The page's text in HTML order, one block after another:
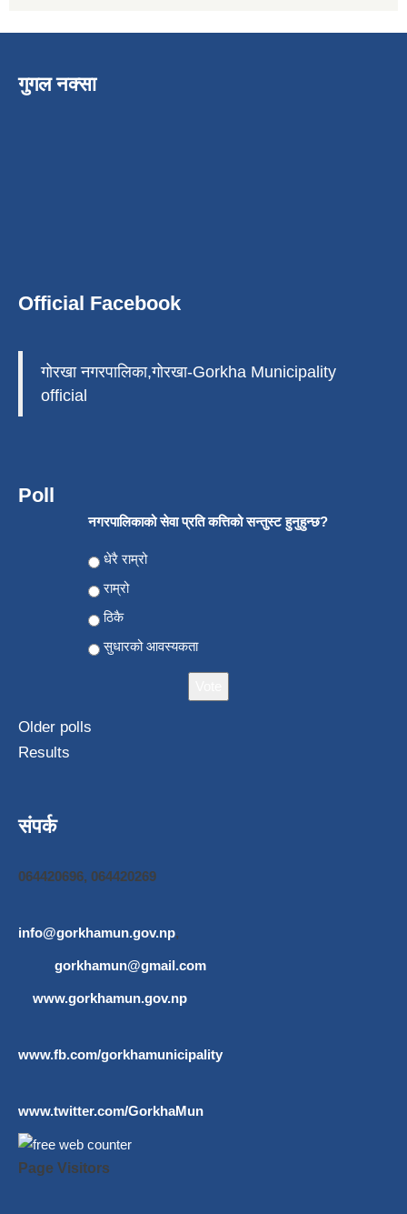
गुगल नक्सा
Official Facebook
गोरखा नगरपालिका,गोरखा-Gorkha Municipality
official
Poll
नगरपालिकाको सेवा प्रति कत्तिको सन्तुस्ट हुनुहुन्छ?
Choices
धेरै राम्रो
राम्रो
ठिकै
सुधारको आवस्यकता
Older polls
Results
संपर्क
064420696, 064420269
info@gorkhamun.gov.np,
gorkhamun@gmail.com
www.gorkhamun.gov.np
www.fb.com/gorkhamunicipality
www.twitter.com/GorkhaMun
Page Visitors